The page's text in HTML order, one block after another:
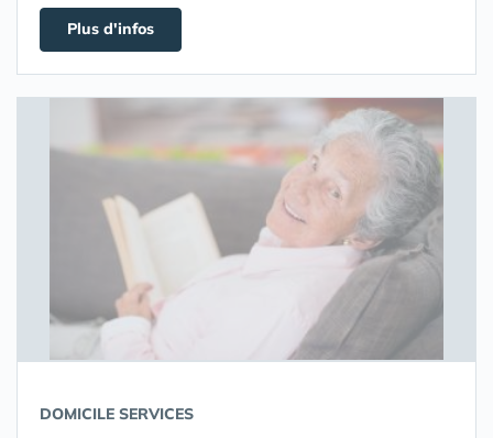
Plus d'infos
DOMICILE SERVICES